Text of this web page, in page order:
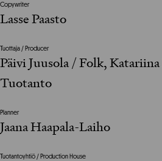
Copywriter
Lasse Paasto
Tuottaja / Producer
Päivi Juusola / Folk,
Tuotanto
Planner
Jaana Haapala-Laiho
Tuotantoyhtiö / Production House